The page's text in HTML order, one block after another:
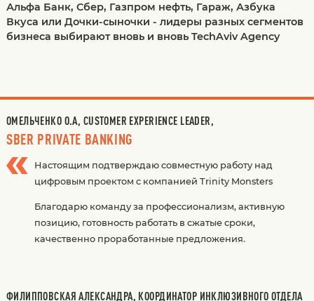
Альфа Банк, Cбер, Газпром нефть, Гараж, Азбука
Вкуса или Дочки-сыночки - лидеры разных сегментов
бизнеса выбирают вновь и вновь TechAviv Agency
ОМЕЛЬЧЕНКО О.А, CUSTOMER EXPERIENCE LEADER,
SBER PRIVATE BANKING
Настоящим подтверждаю совместную работу над
цифровым проектом с компанией Trinity Monsters
Благодарю команду за профессионализм, активную
позицию, готовность работать в сжатые сроки,
качественно проработанные предложения.
ФИЛИППОВСКАЯ АЛЕКСАНДРА, КООРДИНАТОР ИНКЛЮЗИВНОГО ОТДЕЛА